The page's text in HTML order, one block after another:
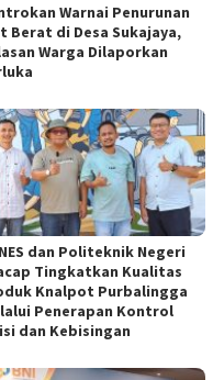
Warnai Penurunan
Berat di Desa Sukajaya,
Warga Dilaporkan
dan Politeknik Negeri
Tingkatkan Kualitas
Knalpot Purbalingga
Penerapan Kontrol
dan Kebisingan